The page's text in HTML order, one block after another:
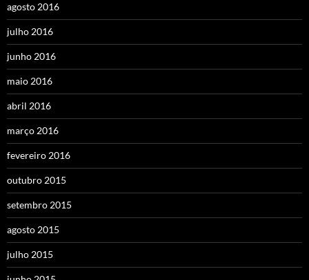
agosto 2016
julho 2016
junho 2016
maio 2016
abril 2016
março 2016
fevereiro 2016
outubro 2015
setembro 2015
agosto 2015
julho 2015